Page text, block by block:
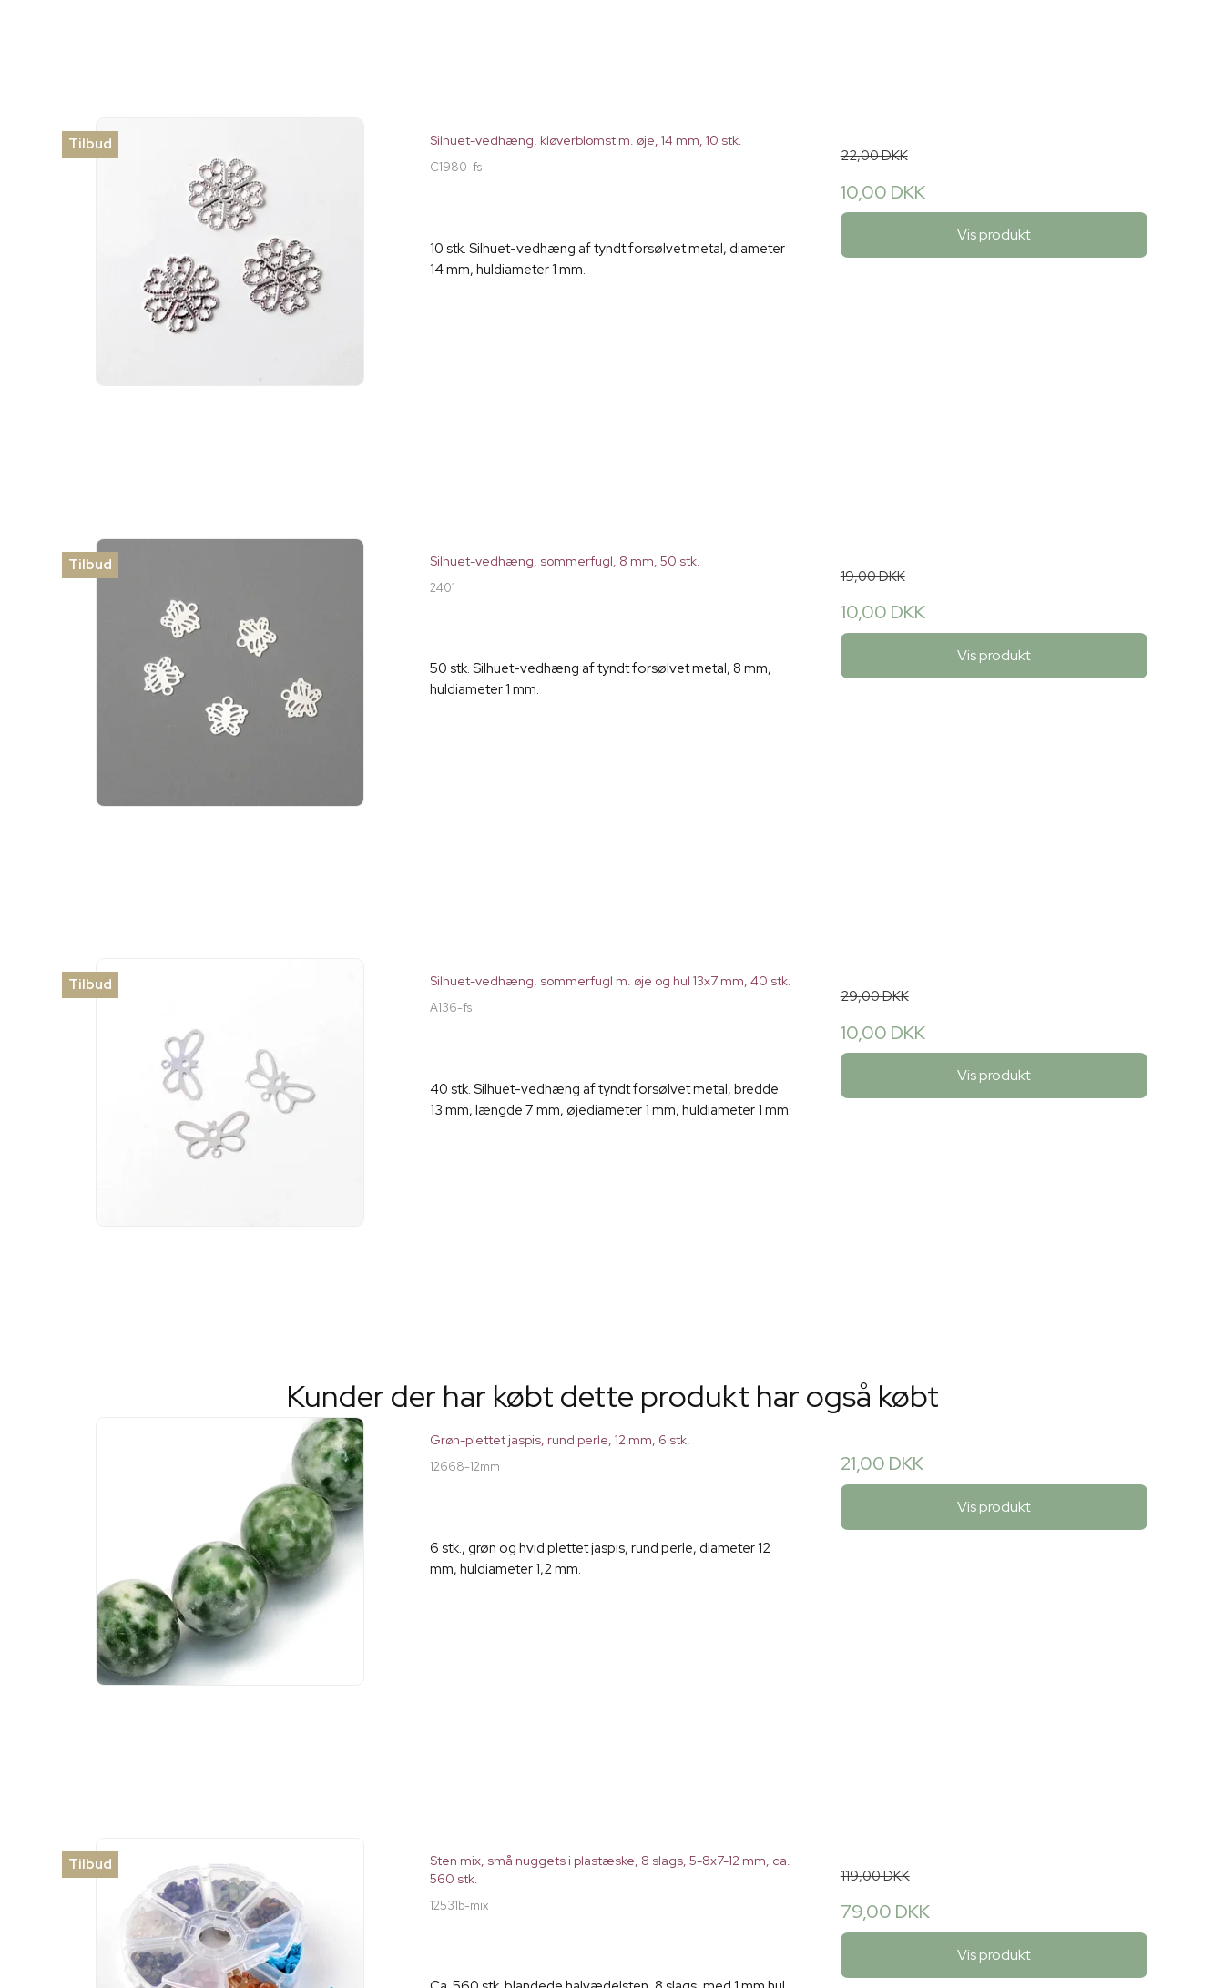
Tilbud Silhuet-vedhæng, kløverblomst m. øje, 14 mm, 10 stk.
C1980-fs
10 stk. Silhuet-vedhæng af tyndt forsølvet metal, diameter
14 mm, huldiameter 1 mm.
22,00 DKK
10,00 DKK
Vis produkt
Tilbud Silhuet-vedhæng, sommerfugl, 8 mm, 50 stk.
2401
50 stk. Silhuet-vedhæng af tyndt forsølvet metal, 8 mm,
huldiameter 1 mm.
19,00 DKK
10,00 DKK
Vis produkt
Tilbud Silhuet-vedhæng, sommerfugl m. øje og hul 13x7 mm, 40 stk.
A136-fs
40 stk. Silhuet-vedhæng af tyndt forsølvet metal, bredde
13 mm, længde 7 mm, øjediameter 1 mm, huldiameter 1 mm.
29,00 DKK
10,00 DKK
Vis produkt
Kunder der har købt dette produkt har også købt
Grøn-plettet jaspis, rund perle, 12 mm, 6 stk.
12668-12mm
6 stk., grøn og hvid plettet jaspis, rund perle, diameter 12
mm, huldiameter 1,2 mm.
21,00 DKK
Vis produkt
Tilbud
Sten mix, små nuggets i plastæske, 8 slags, 5-8x7-12 mm, ca.
560 stk.
12531b-mix
119,00 DKK
79,00 DKK
Vis produkt